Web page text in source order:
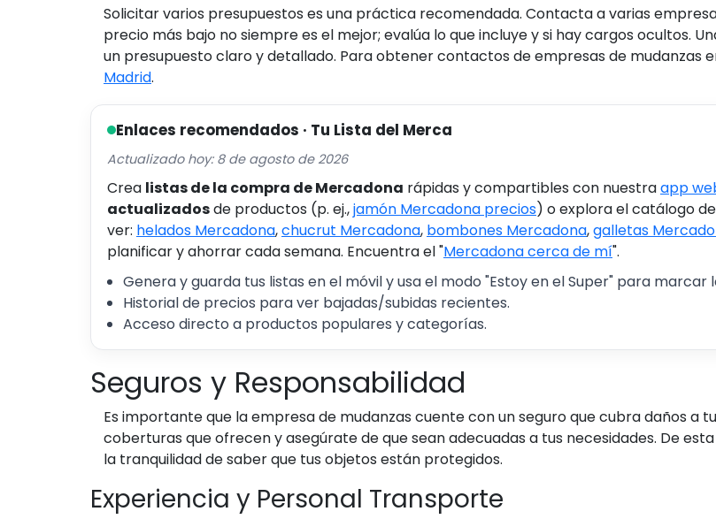
Solicitar varios presupuestos es una práctica recomendada. Contacta a varias
precio más bajo no siempre es el mejor; evalúa lo que incluye y si hay cargos ocultos.
un presupuesto claro y detallado. Para obtener contactos de empresas de mudanzas
Madrid.
Enlaces recomendados · Tu Lista del Merca
Actualizado hoy: 8 de agosto de 2026
Crea listas de la compra de Mercadona rápidas y compartibles con nuestraapp
actualizadosde productos (p. ej.,jamón Mercadona precios) o explora el catálogo de
ver: helados Mercadona,chucrut Mercadona, bombones Mercadona,galletas
planificar y ahorrar cada semana. Encuentra el "Mercadona cerca de mí".
Genera y guarda tus listas en el móvil y usa el modo "Estoy en el Super" para marcar
Historial de precios para ver bajadas/subidas recientes.
Acceso directo a productos populares y categorías.
Seguros y Responsabilidad
Es importante que la empresa de mudanzas cuente con un seguro que cubra daños a
coberturas que ofrecen y asegúrate de que sean adecuadas a tus necesidades. De
la tranquilidad de saber que tus objetos están protegidos.
Experiencia y Personal Transporte